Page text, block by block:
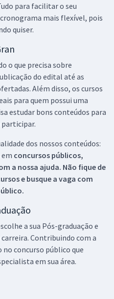
para facilitar o seu
mais flexível, pois
quiser.
o que precisa sobre
do edital até as
Além disso, os cursos
para quem possui uma
estudar bons conteúdos para
participar.
dos nossos conteúdos:
concursos públicos,
a nossa ajuda. Não fique de
e busque a vaga com
a sua Pós-graduação e
Contribuindo com a
no concurso público que
em sua área.